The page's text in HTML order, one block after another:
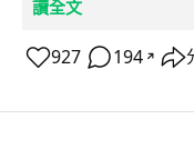
讀全文
927 194 ↗